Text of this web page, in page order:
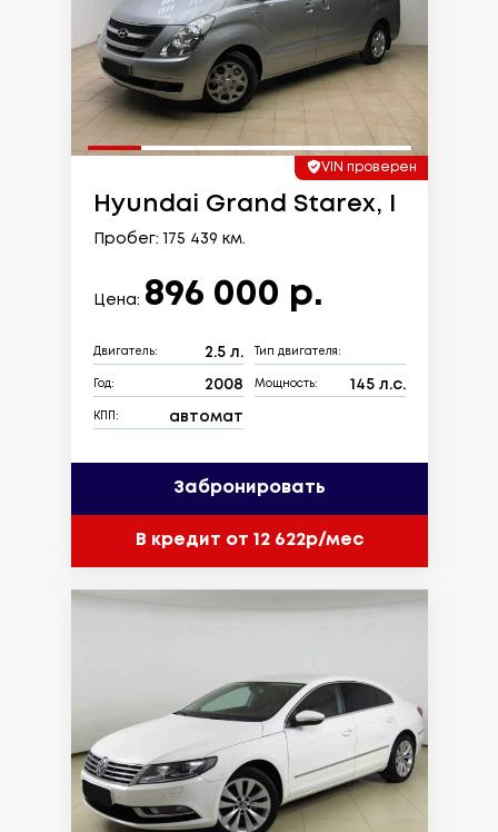
VIN проверен
Hyundai Grand Starex, I
Пробег: 175 439 км.
Цена: 896 000 р.
Двигатель: 2.5 л. Тип двигателя:
Год: 2008 Мощность: 145 л.с.
КПП: автомат
Забронировать
В кредит от 12 622р/мес